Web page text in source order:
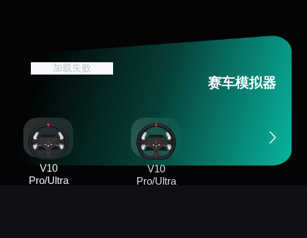
加载失败
赛车模拟器
V10
Pro/Ultra
V10
Pro/Ultra